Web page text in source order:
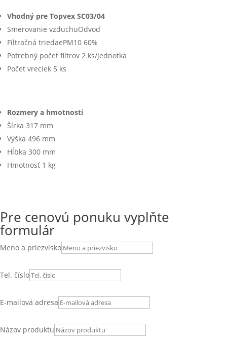
Vhodný pre Topvex SC03/04
Smerovanie vzduchuOdvod
Filtračná triedaePM10 60%
Potrebný počet filtrov 2 ks/jednotka
Počet vreciek 5 ks
Rozmery a hmotnosti
Šírka 317 mm
Výška 496 mm
Hĺbka 300 mm
Hmotnosť 1 kg
Pre cenovú ponuku vyplňte
formulár
Meno a priezvisko
Tel. číslo
E-mailová adresa
Názov produktu